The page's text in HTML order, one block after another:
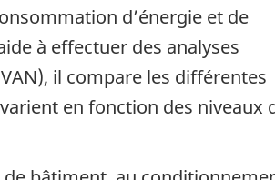
d’énergie et de
à effectuer des analyses
il compare les différentes
en fonction des niveaux